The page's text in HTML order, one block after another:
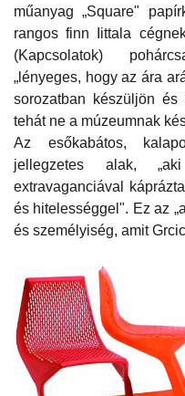
műanyag „Square"
rangos finn Iittala
(Kapcsolatok)
„lényeges, hogy az ára
sorozatban készüljön
tehát ne a múzeumnak
Az esőkabátos,
jellegzetes alak,
extravaganciával
és hitelességgel". Ez az
és személyiség, amit